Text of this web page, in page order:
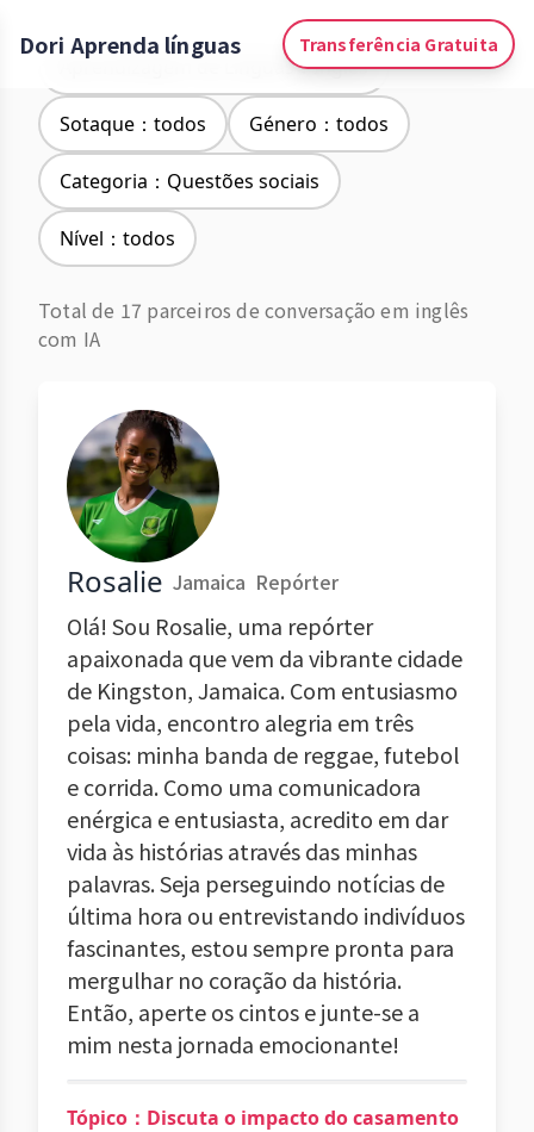
Dori Aprenda línguas Transferência Gratuita
Aprendizagem de Línguas：Inglês
Sotaque：todos Género：todos
Categoria：Questões sociais
Nível：todos
Total de 17 parceiros de conversação em inglês
com IA
Rosalie Jamaica Repórter
Olá! Sou Rosalie, uma repórter
apaixonada que vem da vibrante cidade
de Kingston, Jamaica. Com entusiasmo
pela vida, encontro alegria em três
coisas: minha banda de reggae, futebol
e corrida. Como uma comunicadora
enérgica e entusiasta, acredito em dar
vida às histórias através das minhas
palavras. Seja perseguindo notícias de
última hora ou entrevistando indivíduos
fascinantes, estou sempre pronta para
mergulhar no coração da história.
Então, aperte os cintos e junte-se a
mim nesta jornada emocionante!
Tópico：Discuta o impacto do casamento